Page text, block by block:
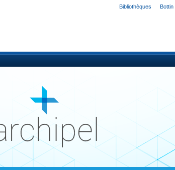
Bibliothèques Bottin